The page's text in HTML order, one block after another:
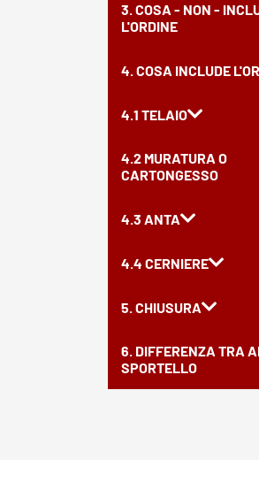
3. COSA - NON -
L'ORDINE
4. COSA INCLUDE
4.1 TELAIO
4.2 MURATURA O
CARTONGESSO
4.3 ANTA
4.4 CERNIERE
5. CHIUSURA
6. DIFFERENZA TRA
SPORTELLO